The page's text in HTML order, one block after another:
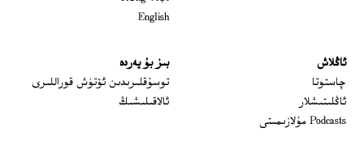
English
ئاڭلاش
چاستوتا
ئاڭلىتىشلار
Podcasts مۇلازىمىتى
بىز بۇ يەردە
توسۇقلىرىدىن ئۆتۈش قوراللىرى
ئالاقىلىشىڭ